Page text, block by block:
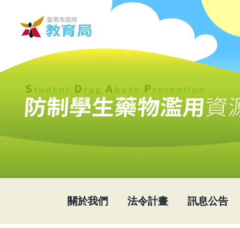
關於我們 法令計畫 訊息公告